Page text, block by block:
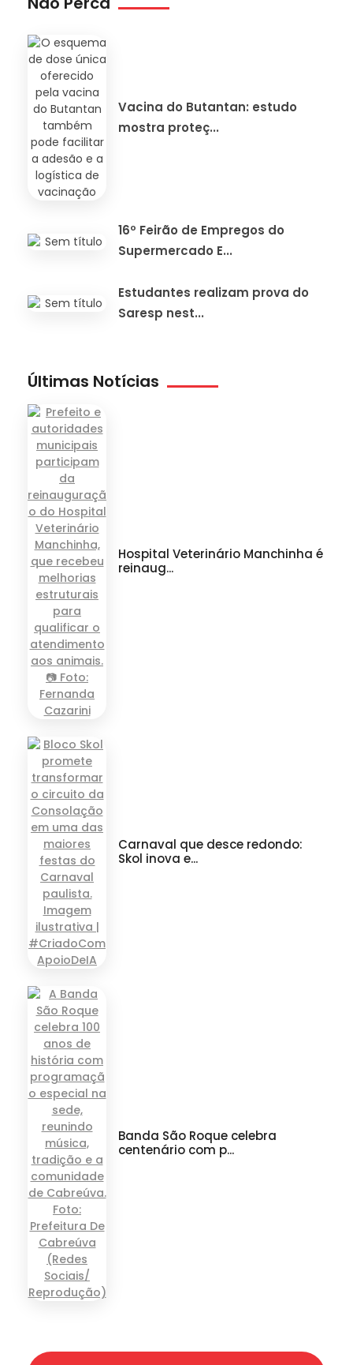
Vacina do Butantan: estudo
mostra proteç...
16º Feirão de Empregos do
Supermercado E...
Estudantes realizam prova do
Saresp nest...
Últimas Notícias
Hospital Veterinário Manchinha é
reinaug...
Carnaval que desce redondo:
Skol inova e...
Banda São Roque celebra
centenário com p...